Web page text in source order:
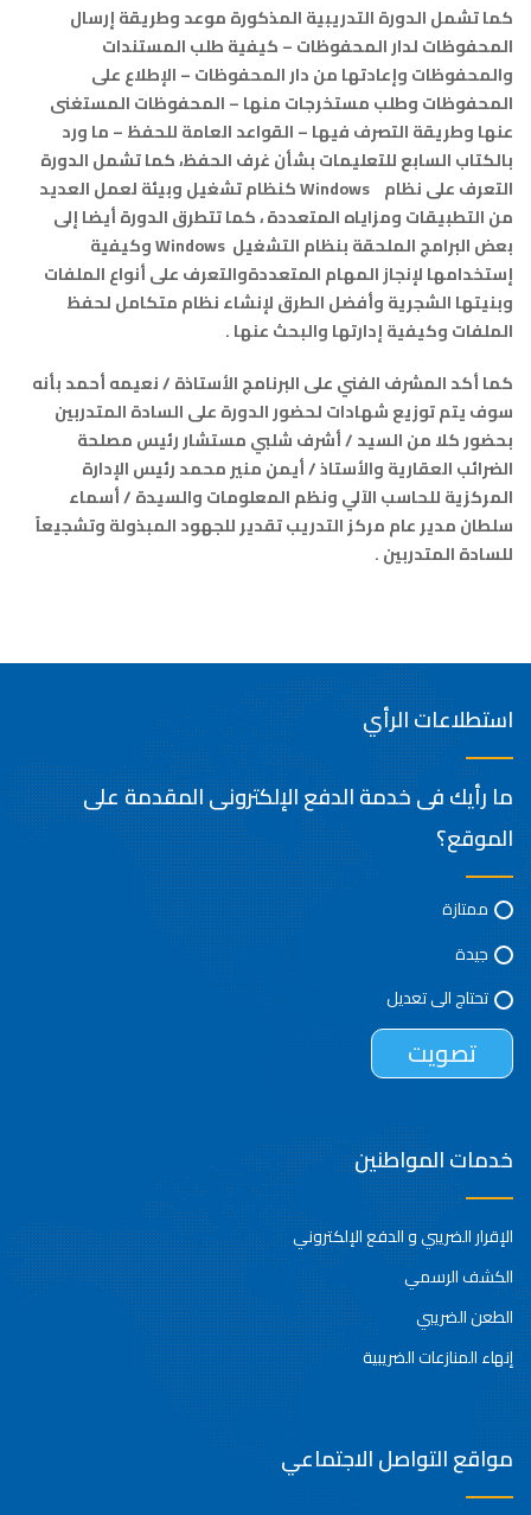
كما تشمل الدورة التدريبية المذكورة موعد وطريقة إرسال
المحفوظات لدار المحفوظات – كيفية طلب المستندات
والمحفوظات وإعادتها من دار المحفوظات – الإطلاع على
المحفوظات وطلب مستخرجات منها – المحفوظات المستغنى
عنها وطريقة التصرف فيها – القواعد العامة للحفظ – ما ورد
بالكتاب السابع للتعليمات بشأن غرف الحفظ، كما تشمل الدورة
التعرف على نظام Windowsكنظام تشغيل وبيئة لعمل العديد
من التطبيقات ومزاياه المتعددة ، كما تتطرق الدورة أيضا إلى
بعض البرامج الملحقة بنظام التشغيل Windowsوكيفية
إستخدامها لإنجاز المهام المتعددةوالتعرف على أنواع الملفات
وبنيتها الشجرية وأفضل الطرق لإنشاء نظام متكامل لحفظ
الملفات وكيفية إدارتها والبحث عنها .
كما أكد المشرف الفني على البرنامج الأستاذة / نعيمه أحمد بأنه
سوف يتم توزيع شهادات لحضور الدورة على السادة المتدربين
بحضور كلا من السيد / أشرف شلبي مستشار رئيس مصلحة
الضرائب العقارية والأستاذ / أيمن منير محمد رئيس الإدارة
المركزية للحاسب الآلي ونظم المعلومات والسيدة / أسماء
سلطان مدير عام مركز التدريب تقدير للجهود المبذولة وتشجيعاً
للسادة المتدربين .
استطلاعات الرأي
ما رأيك فى خدمة الدفع الإلكترونى المقدمة على
الموقع؟
ممتازة
جيدة
تحتاج الى تعديل
خدمات المواطنين
الإقرار الضريبي و الدفع الإلكتروني
الكشف الرسمي
الطعن الضريبي
إنهاء المنازعات الضريبية
مواقع التواصل الاجتماعي